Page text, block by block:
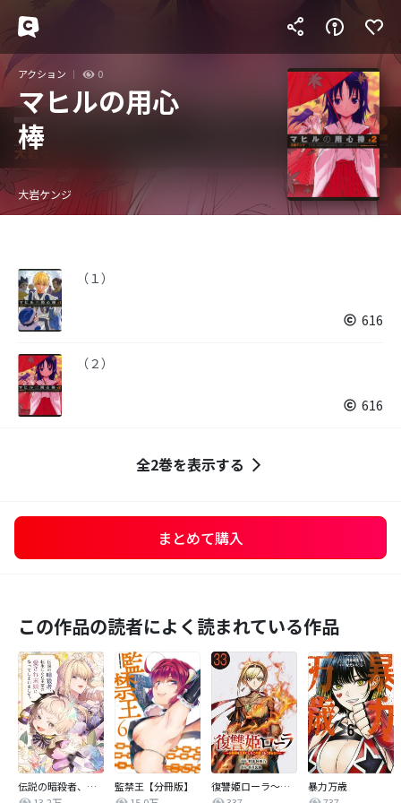
アクション 0
マヒルの用心
棒
大岩ケンジ
（１）
616
（２）
616
全2巻を表示する
まとめて購入
この作品の読者によく読まれている作品
伝説の暗殺者、転生したら王家の愛され末娘になってしまいまして。【タテヨミ】
監禁王【分冊版】
復讐姫ローラ～お姉様を生贄にしたこの国はもう要らない～(話売り)
暴力万歳